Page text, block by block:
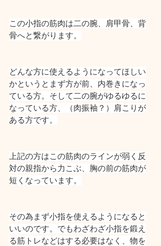
この小指の筋肉は二の腕、肩甲骨、背
骨へと繋がります。
どんな方に使えるようになってほしい
かというとまず方が前、内巻きになっ
ている方。そして二の腕がゆるゆるに
なっている方、（肉振袖？）肩こりが
ある方です。
上記の方はこの筋肉のラインが弱く反
対の親指から力こぶ、胸の前の筋肉が
短くなっています。
その為まず小指を使えるようになると
いいのです。でもわざわざ小指を鍛え
る筋トレなどはする必要はなく、物を